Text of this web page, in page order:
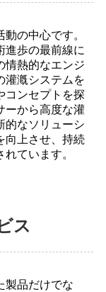
の中心です。
進歩の最前線に
情熱的なエンジ
灌漑システムを
コンセプトを探
ーから高度な灌
的なソリューシ
向上させ、持続
ています。
ス
製品だけでな